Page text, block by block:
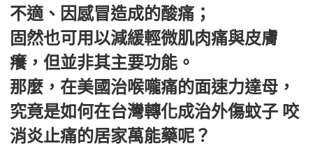
不適、因感冒造成的酸痛；
固然也可用以減緩輕微肌肉痛與皮膚
癢，但並非其主要功能。
那麼，在美國治喉嚨痛的面速力達母，
究竟是如何在台灣轉化成治外傷蚊子 咬
消炎止痛的居家萬能藥呢？